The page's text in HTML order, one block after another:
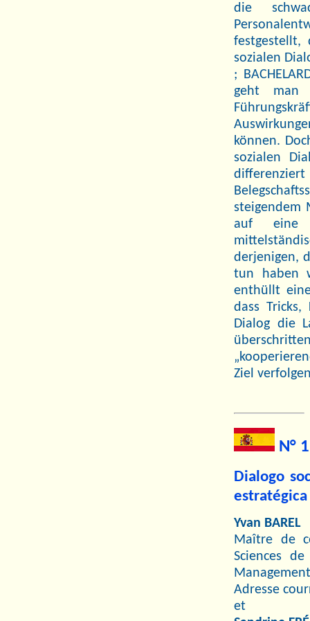
die
festgestellt,
sozialen
;
geht man
können.
sozialen
steigendem
auf eine
derjenigen,
tun haben
enthüllt
dass
Dialog die
Ziel
N°
Dialogo
Yvan BAREL
Maître de
Sciences
Adresse
et